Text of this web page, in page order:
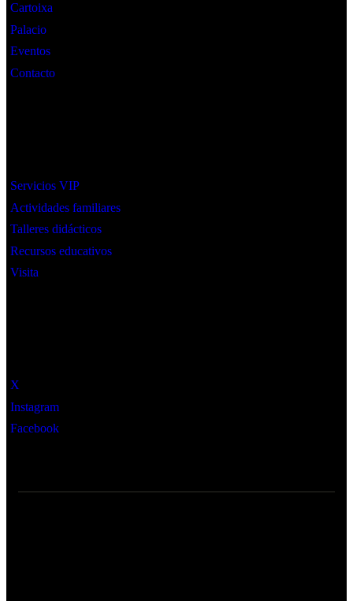
Cartoixa
Palacio
Eventos
Contacto
Servicios VIP
Actividades familiares
Talleres didácticos
Recursos educativos
Visita
X
Instagram
Facebook